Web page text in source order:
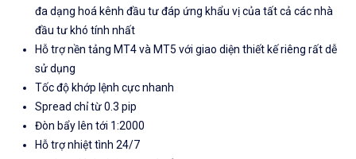
đa dạng hoá kênh đầu tư đáp ứng khẩu vị của tất cả các nhà
đầu tư khó tính nhất
Hỗ trợ nền tảng MT4 và MT5 với giao diện thiết kế riêng rất dễ
sử dụng
Tốc độ khớp lệnh cực nhanh
Spread chỉ từ 0.3 pip
Đòn bẩy lên tới 1:2000
Hỗ trợ nhiệt tình 24/7